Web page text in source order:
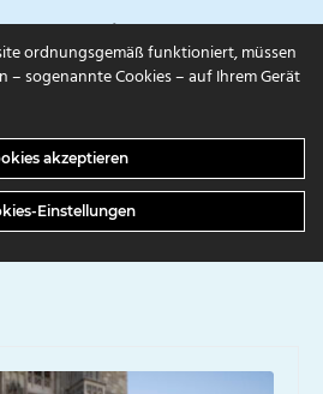
ordnungsgemäß funktioniert, müssen
– sogenannte Cookies – auf Ihrem Gerät
akzeptieren
Einstellungen